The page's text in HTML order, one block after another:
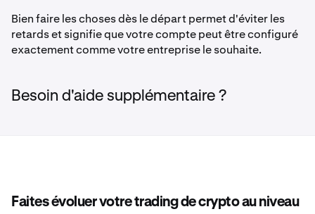
Bien faire les choses dès le départ permet d'éviter les
retards et signifie que votre compte peut être configuré
exactement comme votre entreprise le souhaite.
Besoin d'aide supplémentaire ?
Faites évoluer votre trading de crypto au niveau